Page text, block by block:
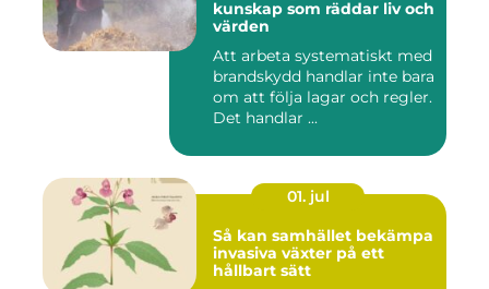
kunskap som räddar liv och
värden
Att arbeta systematiskt med
brandskydd handlar inte bara
om att följa lagar och regler.
Det handlar ...
01. jul
Så kan samhället bekämpa
invasiva växter på ett
hållbart sätt